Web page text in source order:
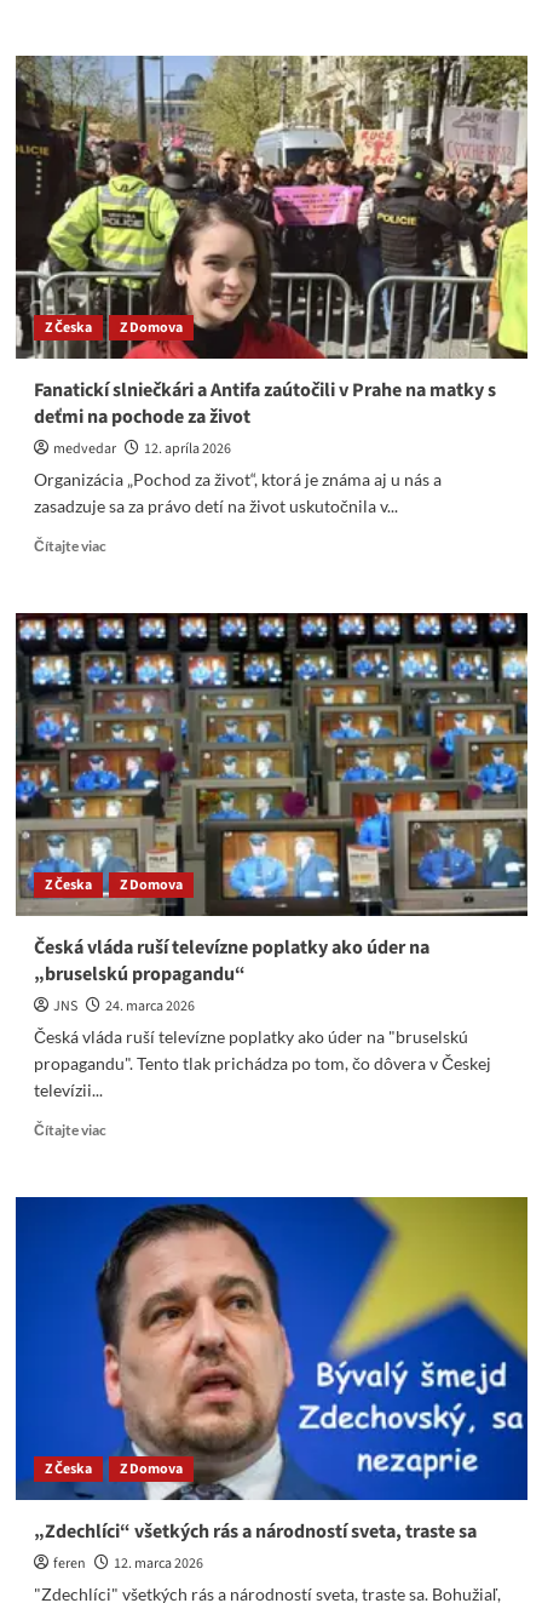
Západ
je
mentálne
v
rovnakej
fáze
vývoja
ako
bolo
Nemecko
po
nástupe
Hitlera
Z Česka Z Domova
Fanatickí slniečkári a Antifa zaútočili v Prahe na matky s
deťmi na pochode za život
medvedar
12. apríla 2026
Organizácia „Pochod za život“, ktorá je známa aj u nás a
zasadzuje sa za právo detí na život uskutočnila v...
Čítajte viacRead
Fanatickí
slniečkári
a
Antifa
zaútočili
v
Prahe
na
matky
s
deťmi
na
pochode
za
Z Česka Z Domova
Česká vláda ruší televízne poplatky ako úder na
„bruselskú propagandu“
JNS
24. marca 2026
Česká vláda ruší televízne poplatky ako úder na "bruselskú
propagandu". Tento tlak prichádza po tom, čo dôvera v Českej
televízii...
Čítajte viacRead
Česká
vláda
ruší
televízne
poplatky
úder
na
„bruselskú
propagandu“
Z Česka Z Domova
„Zdechlíci“ všetkých rás a národností sveta, traste sa
feren
12. marca 2026
"Zdechlíci" všetkých rás a národností sveta, traste sa. Bohužiaľ,